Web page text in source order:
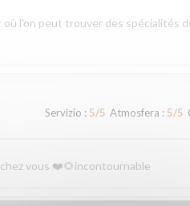
l'on peut trouver des spécialités
Servizio : 5/5 Atmosfera : 5/5
chez vous ❤️🌻incontournable